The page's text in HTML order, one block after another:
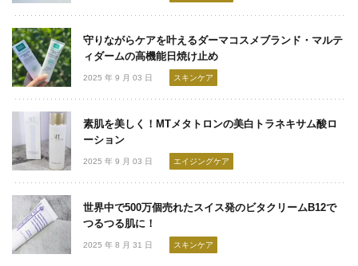
守りながらケアを叶えるダーマコスメブランド・マルテ
ィダームの高機能日焼け止め
2025 年 9 月 03 日 スキンケア
素肌を美しく！MTメタトロンの美白トラネキサム酸ロ
ーション
2025 年 9 月 03 日 エイジングケア
世界中で500万個売れたスイス発のビタクリームB12で
つるつる肌に！
2025 年 8 月 31 日 スキンケア